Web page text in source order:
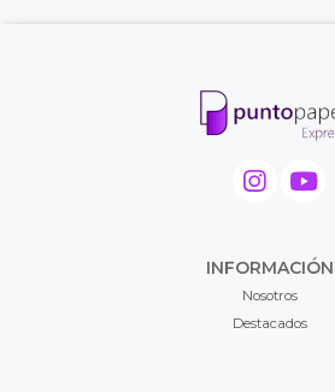
INFORMACIÓN
Nosotros
Destacados